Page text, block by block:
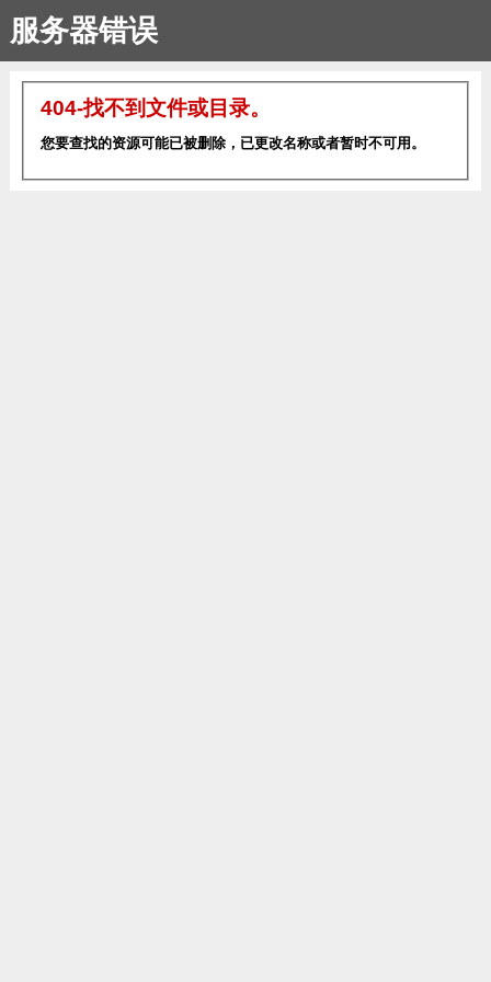
服务器错误
404-找不到文件或目录。
您要查找的资源可能已被删除，已更改名称或者暂时不可用。